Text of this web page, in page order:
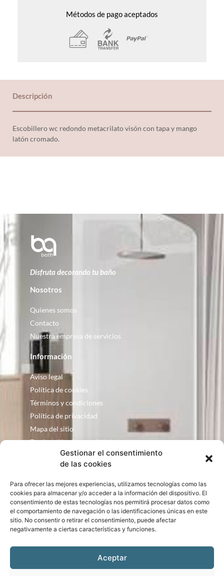
Gestionar el consentimiento
de las cookies
Para ofrecer las mejores experiencias, utilizamos tecnologías como las
cookies para almacenar y/o acceder a la información del dispositivo. El
consentimiento de estas tecnologías nos permitirá procesar datos como
el comportamiento de navegación o las identificaciones únicas en este
sitio. No consentir o retirar el consentimiento, puede afectar
negativamente a ciertas características y funciones.
Aceptar
Métodos de pago aceptados
Descripción
Escobillero wc redondo metacrilato visón con tapa y mango
latón cromado.
Disfruta decorando tu baño
Nosotros
Quienes somos
Contacto
Nuestra empresa de servicios
Información
Aviso legal
Política de cookies
Términos y condiciones
Política de privacidad
Mapa del sitio
Declaración de accesibilidad
Contacto
Fontanería Baquero
C/ Justo Zoco, 36 Ejea de los Caballeros
Zaragoza – España
consultas@bqbath.es
693 21 32 44